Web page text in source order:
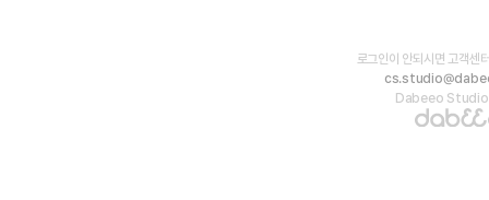
로그인이 안되시면 고객센
Dabeeo